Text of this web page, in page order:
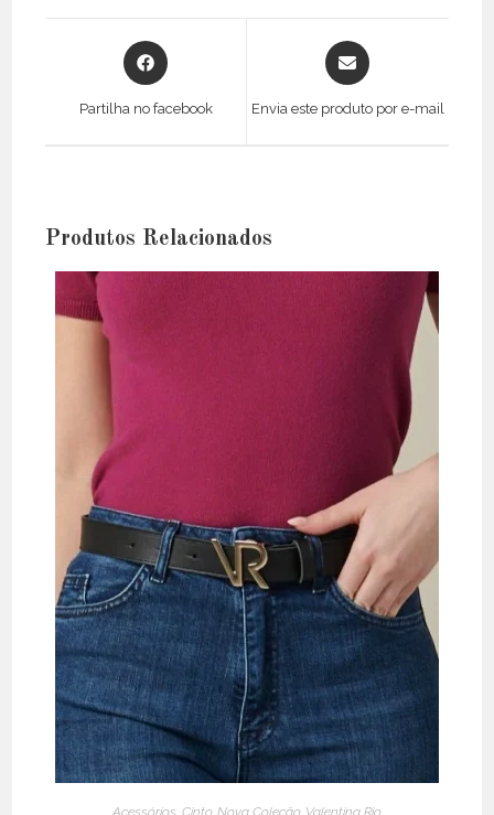
Opens
in
Partilha no facebook
Opens
in
Envia este produto por e-mail
Produtos Relacionados